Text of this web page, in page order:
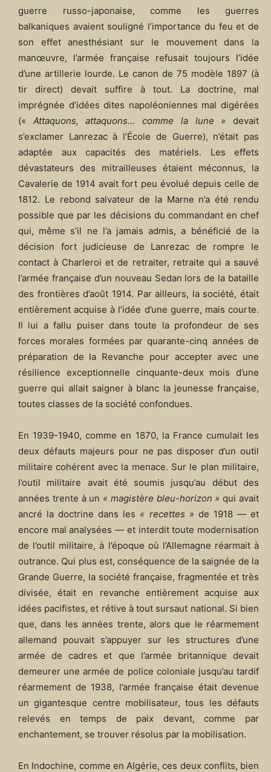
guerre russo-japonaise, comme les guerres
balkaniques avaient souligné l’importance du feu et de
son effet anesthésiant sur le mouvement dans la
manœuvre, l’armée française refusait toujours l’idée
d’une artillerie lourde. Le canon de 75 modèle 1897 (à
tir direct) devait suffire à tout. La doctrine, mal
imprégnée d’idées dites napoléoniennes mal digérées
(« Attaquons, attaquons… comme la lune »devait
s’exclamer Lanrezac à l’École de Guerre), n’était pas
adaptée aux capacités des matériels. Les effets
dévastateurs des mitrailleuses étaient méconnus, la
Cavalerie de 1914 avait fort peu évolué depuis celle de
1812. Le rebond salvateur de la Marne n’a été rendu
possible que par les décisions du commandant en chef
qui, même s’il ne l’a jamais admis, a bénéficié de la
décision fort judicieuse de Lanrezac de rompre le
contact à Charleroi et de retraiter, retraite qui a sauvé
l’armée française d’un nouveau Sedan lors de la bataille
des frontières d’août 1914. Par ailleurs, la société, était
entièrement acquise à l’idée d’une guerre, mais courte.
Il lui a fallu puiser dans toute la profondeur de ses
forces morales formées par quarante-cinq années de
préparation de la Revanche pour accepter avec une
résilience exceptionnelle cinquante-deux mois d’une
guerre qui allait saigner à blanc la jeunesse française,
toutes classes de la société confondues.
En 1939-1940, comme en 1870, la France cumulait les
deux défauts majeurs pour ne pas disposer d’un outil
militaire cohérent avec la menace. Sur le plan militaire,
l’outil militaire avait été soumis jusqu’au début des
années trente à un « magistère bleu-horizon » qui avait
ancré la doctrine dans les « recettes » de 1918 ― et
encore mal analysées ― et interdit toute modernisation
de l’outil militaire, à l’époque où l’Allemagne réarmait à
outrance. Qui plus est, conséquence de la saignée de la
Grande Guerre, la société française, fragmentée et très
divisée, était en revanche entièrement acquise aux
idées pacifistes, et rétive à tout sursaut national. Si bien
que, dans les années trente, alors que le réarmement
allemand pouvait s’appuyer sur les structures d’une
armée de cadres et que l’armée britannique devait
demeurer une armée de police coloniale jusqu’au tardif
réarmement de 1938, l’armée française était devenue
un gigantesque centre mobilisateur, tous les défauts
relevés en temps de paix devant, comme par
enchantement, se trouver résolus par la mobilisation.
En Indochine, comme en Algérie, ces deux conflits, bien